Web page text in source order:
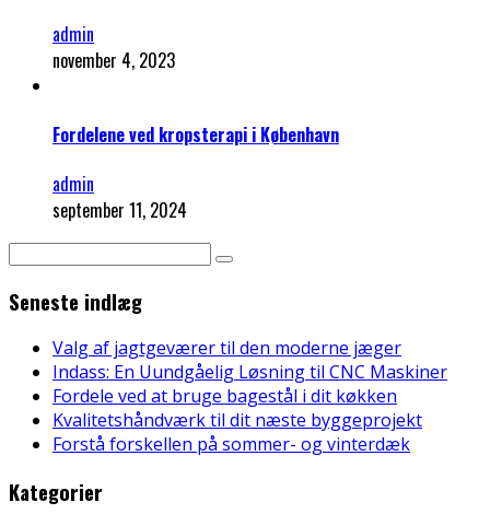
admin
november 4, 2023
Fordelene ved kropsterapi i København
admin
september 11, 2024
Seneste indlæg
Valg af jagtgeværer til den moderne jæger
Indass: En Uundgåelig Løsning til CNC Maskiner
Fordele ved at bruge bagestål i dit køkken
Kvalitetshåndværk til dit næste byggeprojekt
Forstå forskellen på sommer- og vinterdæk
Kategorier